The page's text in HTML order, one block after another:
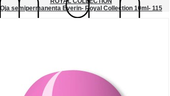
Oja semipermanenta Everin- Royal Collection 10ml- 115